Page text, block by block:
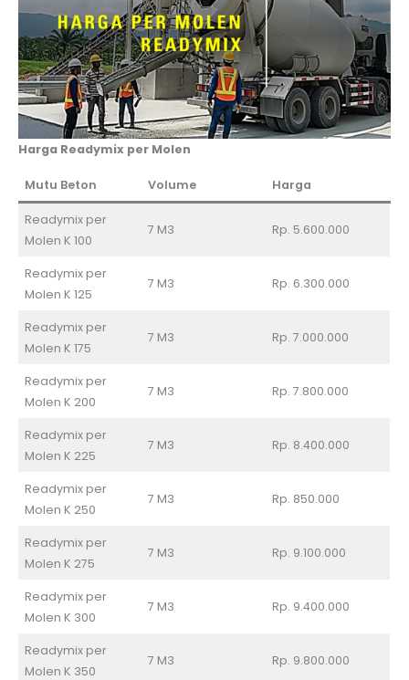
Harga Readymix per Molen
Mutu Beton Volume Harga
Readymix per
Molen K 100
7 M3 Rp. 5.600.000
Readymix per
Molen K 125
7 M3 Rp. 6.300.000
Readymix per
Molen K 175
7 M3 Rp. 7.000.000
Readymix per
Molen K 200
7 M3 Rp. 7.800.000
Readymix per
Molen K 225
7 M3 Rp. 8.400.000
Readymix per
Molen K 250
7 M3 Rp. 850.000
Readymix per
Molen K 275
7 M3 Rp. 9.100.000
Readymix per
Molen K 300
7 M3 Rp. 9.400.000
Readymix per
Molen K 350
7 M3 Rp. 9.800.000